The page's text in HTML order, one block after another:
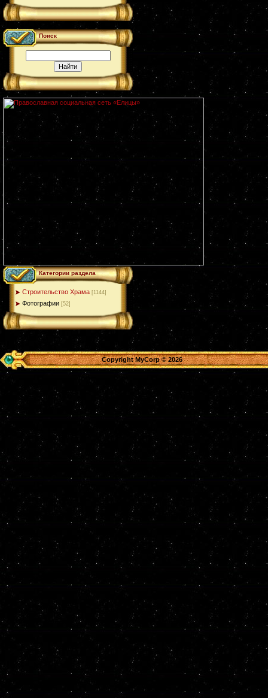
Поиск
Категории раздела
Строительство Храма [1144]
Фотографии [52]
Copyright MyCorp © 2026